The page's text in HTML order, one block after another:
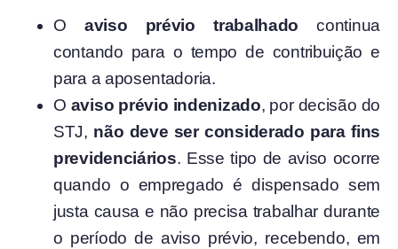
O aviso prévio trabalhado continua
contando para o tempo de contribuição e
para a aposentadoria.
O aviso prévio indenizado, por decisão do
STJ, não deve ser considerado para fins
previdenciários. Esse tipo de aviso ocorre
quando o empregado é dispensado sem
justa causa e não precisa trabalhar durante
o período de aviso prévio, recebendo, em